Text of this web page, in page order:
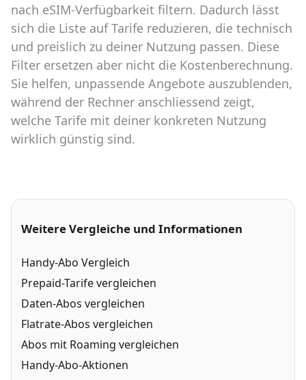
nach eSIM-Verfügbarkeit filtern. Dadurch lässt
sich die Liste auf Tarife reduzieren, die technisch
und preislich zu deiner Nutzung passen. Diese
Filter ersetzen aber nicht die Kostenberechnung.
Sie helfen, unpassende Angebote auszublenden,
während der Rechner anschliessend zeigt,
welche Tarife mit deiner konkreten Nutzung
wirklich günstig sind.
Weitere Vergleiche und Informationen
Handy-Abo Vergleich
Prepaid-Tarife vergleichen
Daten-Abos vergleichen
Flatrate-Abos vergleichen
Abos mit Roaming vergleichen
Handy-Abo-Aktionen